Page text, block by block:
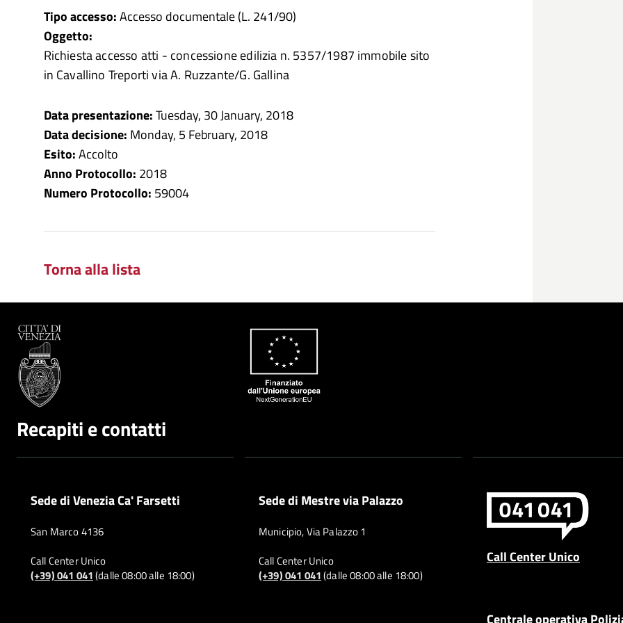
Tipo accesso:Accesso documentale (L. 241/90)
Oggetto:
Richiesta accesso atti - concessione edilizia n. 5357/1987 immobile sito
in Cavallino Treporti via A. Ruzzante/G. Gallina
Data presentazione:Tuesday, 30 January, 2018
Data decisione: Monday, 5 February, 2018
Esito:Accolto
Anno Protocollo: 2018
Numero Protocollo: 59004
Torna alla lista
Recapiti e contatti
Sede di Venezia Ca' Farsetti
San Marco 4136
Call Center Unico
(+39) 041 041(dalle 08:00 alle 18:00)
Sede di Mestre via Palazzo
Municipio, Via Palazzo 1
Call Center Unico
(+39) 041 041(dalle 08:00 alle 18:00)
Call Center Unico